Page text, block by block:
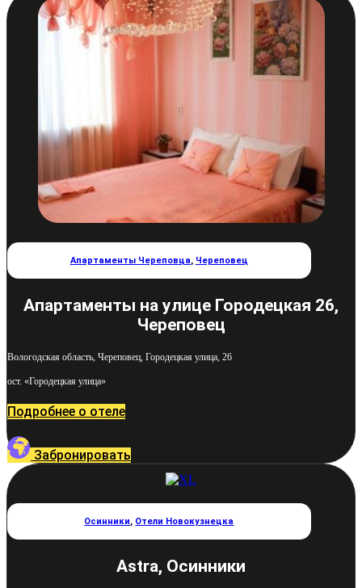
Апартаменты Череповца, Череповец
Апартаменты на улице Городецкая 26,
Череповец
Вологодская область, Череповец, Городецкая улица, 26
ост. «Городецкая улица»
Подробнее о отеле
Забронировать
Осинники, Отели Новокузнецка
Astra, Осинники